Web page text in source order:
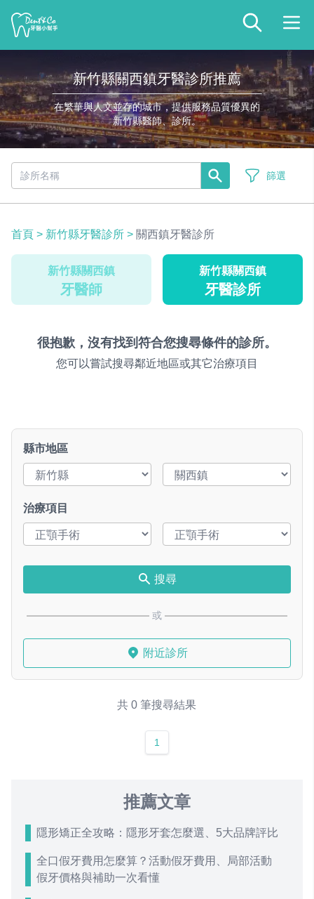
新竹縣關西鎮牙醫診所推薦
在繁華與人文並存的城市，提供服務品質優異的
新竹縣醫師、診所。
篩選
首頁 > 新竹縣牙醫診所 > 關西鎮牙醫診所
新竹縣關西鎮
牙醫師
新竹縣關西鎮
牙醫診所
很抱歉，沒有找到符合您搜尋條件的診所。
您可以嘗試搜尋鄰近地區或其它治療項目
縣市地區
治療項目
搜尋
或
附近診所
共 0 筆搜尋結果
1
推薦文章
隱形矯正全攻略：隱形牙套怎麼選、5大品牌評比
全口假牙費用怎麼算？活動假牙費用、局部活動
假牙價格與補助一次看懂